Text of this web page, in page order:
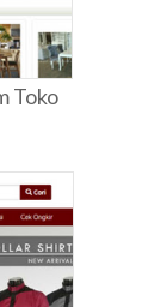
Toko